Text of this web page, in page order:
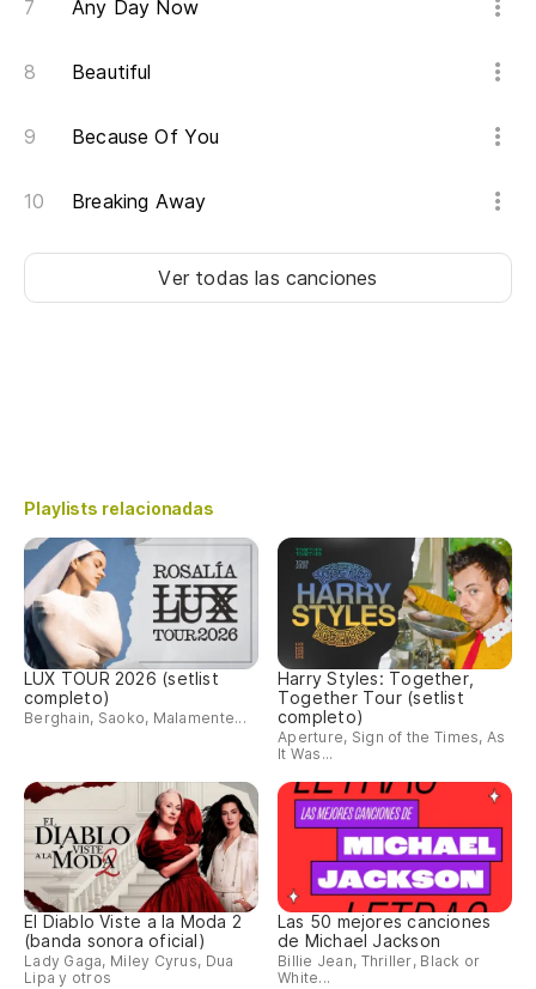
Any Day Now
Beautiful
Because Of You
Breaking Away
Ver todas las canciones
Playlists relacionadas
LUX TOUR 2026 (setlist
completo)
Berghain, Saoko, Malamente...
Harry Styles: Together,
Together Tour (setlist
completo)
Aperture, Sign of the Times, As
It Was...
El Diablo Viste a la Moda 2
(banda sonora oficial)
Lady Gaga, Miley Cyrus, Dua
Lipa y otros
Las 50 mejores canciones
de Michael Jackson
Billie Jean, Thriller, Black or
White...